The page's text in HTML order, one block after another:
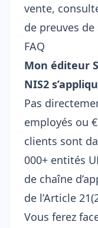
vente,
de preuves
FAQ
Mon éditeur
NIS2
Pas
employés ou
clients sont
000+ entités
de chaîne
de l’Article
Vous ferez